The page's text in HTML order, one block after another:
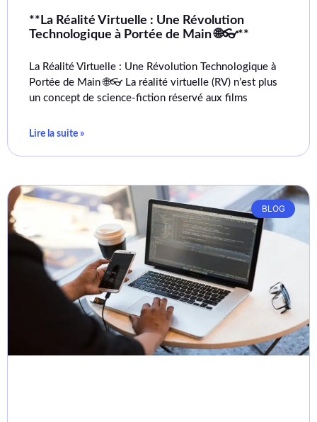
**La Réalité Virtuelle : Une Révolution
Technologique à Portée de Main 🌐👓**
La Réalité Virtuelle : Une Révolution Technologique à
Portée de Main 🌐👓 La réalité virtuelle (RV) n’est plus
un concept de science-fiction réservé aux films
Lire la suite »
BLOG